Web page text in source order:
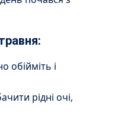
обійміть і
рідні очі,